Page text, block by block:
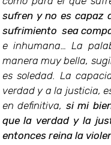
sufren y no es capaz
sufrimiento sea
e inhumana… La
manera muy bella,
es soledad. La
verdad y a la justicia,
en definitiva, si mi
que la verdad y la
entonces reina la